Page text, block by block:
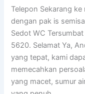
Telepon Sekarang
dengan pak is
Sedot WC
5620. Selamat Ya,
yang tepat, kami
memecahkan
yang macet, sumur